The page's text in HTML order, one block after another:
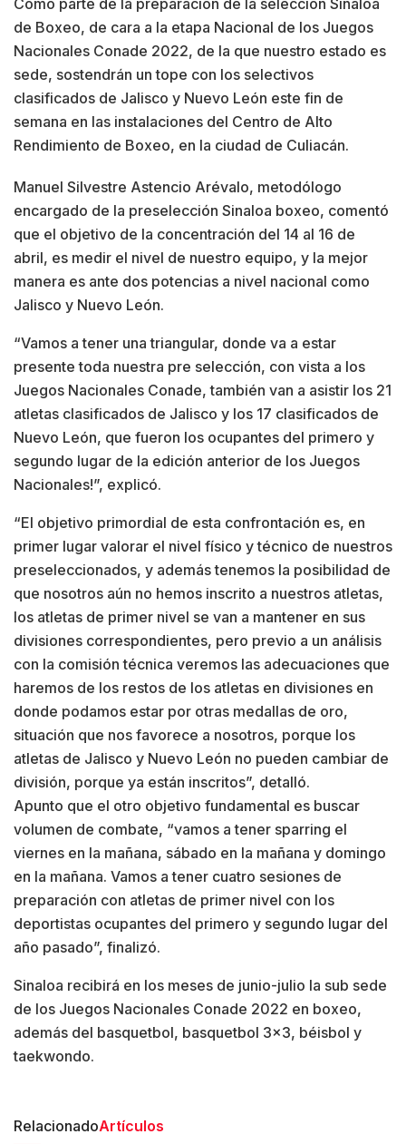
Como parte de la preparación de la selección Sinaloa
de Boxeo, de cara a la etapa Nacional de los Juegos
Nacionales Conade 2022, de la que nuestro estado es
sede, sostendrán un tope con los selectivos
clasificados de Jalisco y Nuevo León este fin de
semana en las instalaciones del Centro de Alto
Rendimiento de Boxeo, en la ciudad de Culiacán.
Manuel Silvestre Astencio Arévalo, metodólogo
encargado de la preselección Sinaloa boxeo, comentó
que el objetivo de la concentración del 14 al 16 de
abril, es medir el nivel de nuestro equipo, y la mejor
manera es ante dos potencias a nivel nacional como
Jalisco y Nuevo León.
“Vamos a tener una triangular, donde va a estar
presente toda nuestra pre selección, con vista a los
Juegos Nacionales Conade, también van a asistir los 21
atletas clasificados de Jalisco y los 17 clasificados de
Nuevo León, que fueron los ocupantes del primero y
segundo lugar de la edición anterior de los Juegos
Nacionales!”, explicó.
“El objetivo primordial de esta confrontación es, en
primer lugar valorar el nivel físico y técnico de nuestros
preseleccionados, y además tenemos la posibilidad de
que nosotros aún no hemos inscrito a nuestros atletas,
los atletas de primer nivel se van a mantener en sus
divisiones correspondientes, pero previo a un análisis
con la comisión técnica veremos las adecuaciones que
haremos de los restos de los atletas en divisiones en
donde podamos estar por otras medallas de oro,
situación que nos favorece a nosotros, porque los
atletas de Jalisco y Nuevo León no pueden cambiar de
división, porque ya están inscritos”, detalló.
Apunto que el otro objetivo fundamental es buscar
volumen de combate, “vamos a tener sparring el
viernes en la mañana, sábado en la mañana y domingo
en la mañana. Vamos a tener cuatro sesiones de
preparación con atletas de primer nivel con los
deportistas ocupantes del primero y segundo lugar del
año pasado”, finalizó.
Sinaloa recibirá en los meses de junio-julio la sub sede
de los Juegos Nacionales Conade 2022 en boxeo,
además del basquetbol, basquetbol 3×3, béisbol y
taekwondo.
RelacionadoArtículos